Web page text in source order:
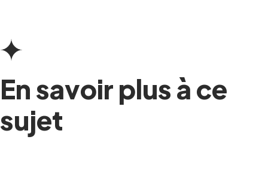
En savoir plus à ce
sujet